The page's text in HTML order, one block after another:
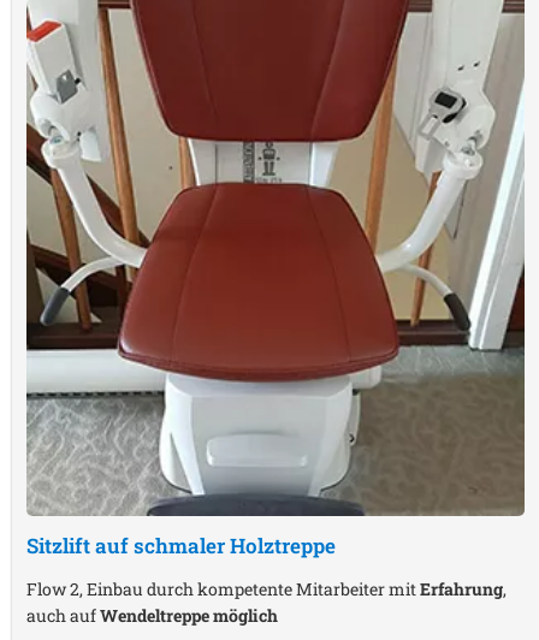
Sitzlift auf schmaler Holztreppe
Flow 2, Einbau durch kompetente Mitarbeiter mitErfahrung,
auch aufWendeltreppe möglich